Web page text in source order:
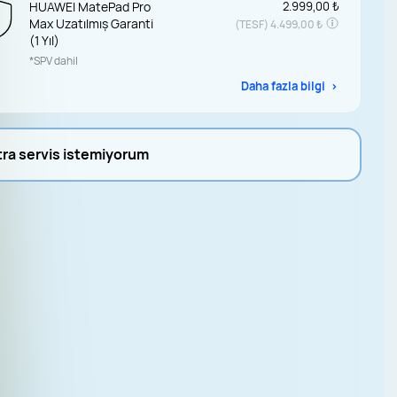
HUAWEI MatePad Pro
Max Uzatılmış Garanti
(1 Yıl)
2.999,00 ₺
(TESF)4.499,00 ₺
*SPV dahil
Daha fazla bilgi
servis istemiyorum